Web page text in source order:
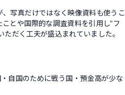
写真だけではなく映像資料も使うこ
とや国際的な調査資料を引用し“フ
ただく工夫が盛込まれていました。
・自国のために戦う国・預金高が少な